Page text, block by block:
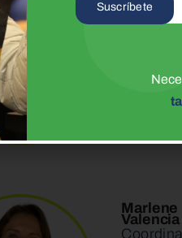
Jorge
Sánchez
Marlene
Suscríbete